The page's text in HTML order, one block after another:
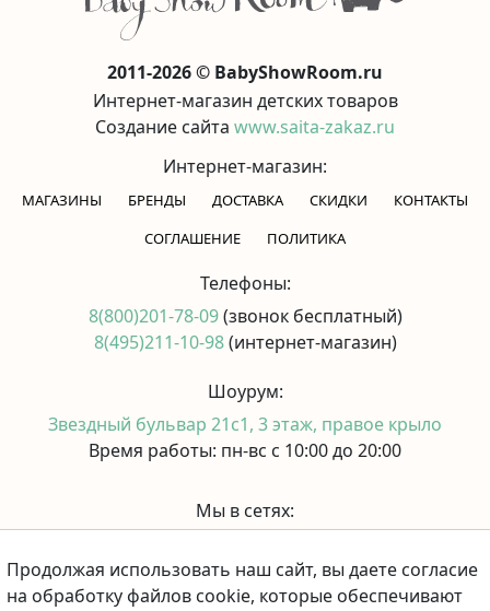
2011-2026 © BabyShowRoom.ru
Интернет-магазин детских товаров
Создание сайта www.saita-zakaz.ru
Интернет-магазин:
МАГАЗИНЫ БРЕНДЫ ДОСТАВКА СКИДКИ
КОНТАКТЫ
CОГЛАШЕНИЕ
ПОЛИТИКА
Телефоны:
8(800)201-78-09(звонок бесплатный)
8(495)211-10-98(интернет-магазин)
Шоурум:
Звездный бульвар 21с1, 3 этаж, правое крыло
Время работы: пн-вс с 10:00 до 20:00
Мы в сетях:
Принимаем к оплате:
Продолжая использовать наш сайт, вы даете согласие
на обработку файлов cookie, которые обеспечивают